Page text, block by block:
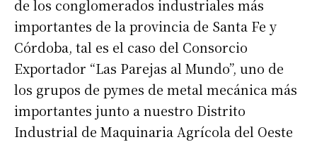
de los conglomerados industriales más
importantes de la provincia de Santa Fe y
Córdoba, tal es el caso del Consorcio
Exportador “Las Parejas al Mundo”, uno de
los grupos de pymes de metal mecánica más
importantes junto a nuestro Distrito
Industrial de Maquinaria Agrícola del Oeste